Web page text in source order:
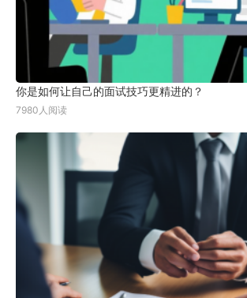
你是如何让自己的面试技巧更精进的？
7980人阅读